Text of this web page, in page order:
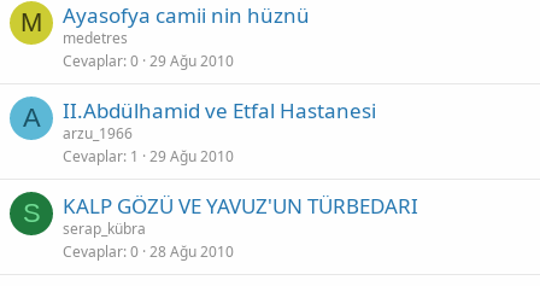
M Ayasofya camii nin hüznü
medetres
Cevaplar 0 29 Ağu 2010
A II.Abdülhamid ve Etfal Hastanesi
arzu_1966
Cevaplar 1 29 Ağu 2010
S KALP GÖZÜ VE YAVUZ'UN TÜRBEDARI
serap_kübra
Cevaplar 0 28 Ağu 2010